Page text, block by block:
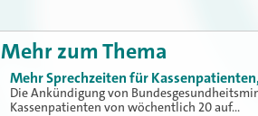
Mehr zum Thema
Mehr Sprechzeiten für
Die Ankündigung von
Kassenpatienten von wöchentlich 20 auf…